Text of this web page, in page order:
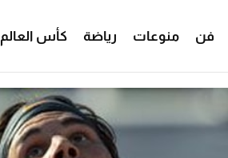
فن منوعات رياضة كأس العالم